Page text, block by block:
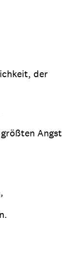
der
Angst